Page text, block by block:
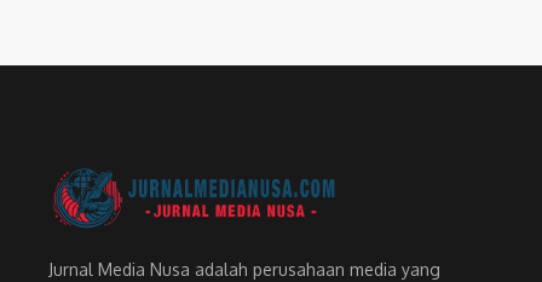
Jurnal Media Nusa adalah perusahaan media yang